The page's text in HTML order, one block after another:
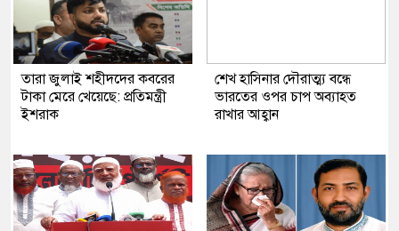
তারা জুলাই শহীদদের কবরের
টাকা মেরে খেয়েছে: প্রতিমন্ত্রী
ইশরাক
শেখ হাসিনার দৌরাত্ম্য বন্ধে
ভারতের ওপর চাপ অব্যাহত
রাখার আহ্বান